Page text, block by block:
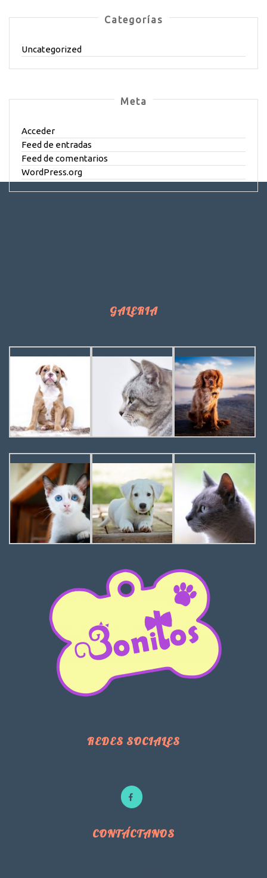
Categorías
Uncategorized
Meta
Acceder
Feed de entradas
Feed de comentarios
WordPress.org
GALERIA
REDES SOCIALES
CONTÁCTANOS